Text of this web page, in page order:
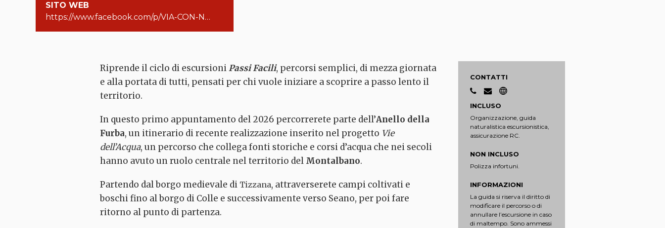
SITO WEB
https://www.facebook.com/p/VIA-CON-NOI-guide-escursionistiche-toscane-61553708527047/?locale=it_IT
Riprende il ciclo di escursioniPassi Facili, percorsi semplici, di mezza giornata
e alla portata di tutti, pensati per chi vuole iniziare a scoprire a passo lento il
territorio.
In questo primo appuntamento del 2026 percorrerete parte dell’Anello della
Furba, un itinerario di recente realizzazione inserito nel progetto Vie
dell’Acqua, un percorso che collega fonti storiche e corsi d’acqua che nei secoli
hanno avuto un ruolo centrale nel territorio del Montalbano.
Partendo dal borgo medievale di Tizzana, attraverserete campi coltivati e
boschi fino al borgo di Colle e successivamente verso Seano, per poi fare
ritorno al punto di partenza.
CONTATTI
INCLUSO
Organizzazione, guida
naturalistica escursionistica,
assicurazione RC.
NON INCLUSO
Polizza infortuni.
INFORMAZIONI
La guida si riserva il diritto di
modificare il percorso o di
annullare l’escursione in caso
di maltempo. Sono ammessi